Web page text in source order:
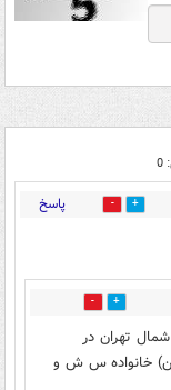
0
15 پاسخ
33
تهران در
خانواده س ش و